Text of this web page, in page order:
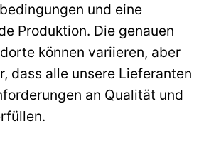
und eine
Produktion. Die genauen
können variieren, aber
dass alle unsere Lieferanten
an Qualität und